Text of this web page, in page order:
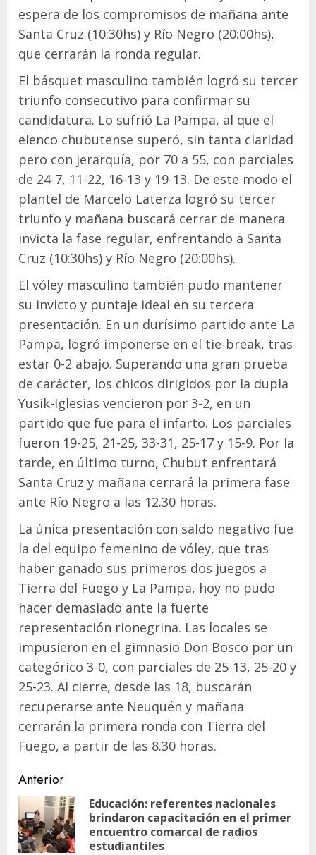
espera de los compromisos de mañana ante
Santa Cruz (10:30hs) y Río Negro (20:00hs),
que cerrarán la ronda regular.
El básquet masculino también logró su tercer
triunfo consecutivo para confirmar su
candidatura. Lo sufrió La Pampa, al que el
elenco chubutense superó, sin tanta claridad
pero con jerarquía, por 70 a 55, con parciales
de 24-7, 11-22, 16-13 y 19-13. De este modo el
plantel de Marcelo Laterza logró su tercer
triunfo y mañana buscará cerrar de manera
invicta la fase regular, enfrentando a Santa
Cruz (10:30hs) y Río Negro (20:00hs).
El vóley masculino también pudo mantener
su invicto y puntaje ideal en su tercera
presentación. En un durísimo partido ante La
Pampa, logró imponerse en el tie-break, tras
estar 0-2 abajo. Superando una gran prueba
de carácter, los chicos dirigidos por la dupla
Yusik-Iglesias vencieron por 3-2, en un
partido que fue para el infarto. Los parciales
fueron 19-25, 21-25, 33-31, 25-17 y 15-9. Por la
tarde, en último turno, Chubut enfrentará
Santa Cruz y mañana cerrará la primera fase
ante Río Negro a las 12.30 horas.
La única presentación con saldo negativo fue
la del equipo femenino de vóley, que tras
haber ganado sus primeros dos juegos a
Tierra del Fuego y La Pampa, hoy no pudo
hacer demasiado ante la fuerte
representación rionegrina. Las locales se
impusieron en el gimnasio Don Bosco por un
categórico 3-0, con parciales de 25-13, 25-20 y
25-23. Al cierre, desde las 18, buscarán
recuperarse ante Neuquén y mañana
cerrarán la primera ronda con Tierra del
Fuego, a partir de las 8.30 horas.
Navegación
de
entradas
Anterior
Educación: referentes nacionales
brindaron capacitación en el primer
encuentro comarcal de radios
estudiantiles